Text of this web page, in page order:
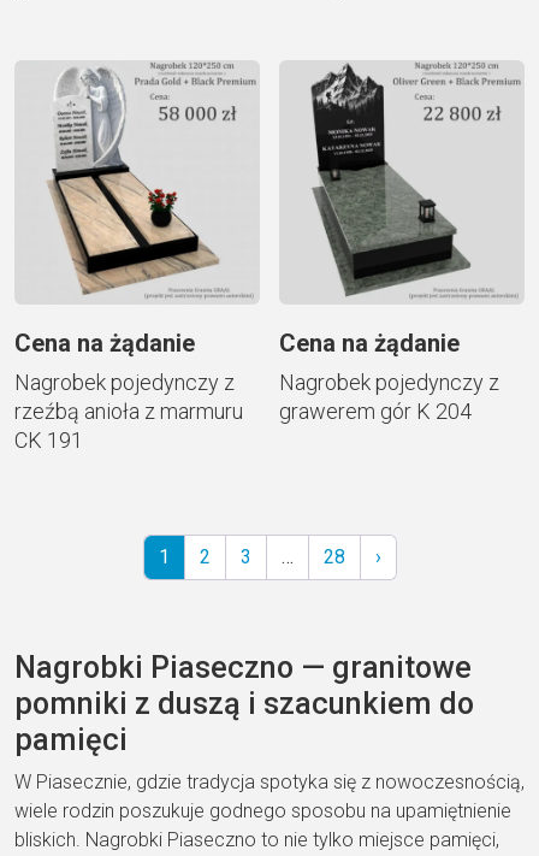
Cena na żądanie
Nagrobek pojedynczy z
rzeźbą anioła z marmuru
CK 191
Cena na żądanie
Nagrobek pojedynczy z
grawerem gór K 204
1 2 3 … 28 ›
Nagrobki Piaseczno — granitowe
pomniki z duszą i szacunkiem do
pamięci
W Piasecznie, gdzie tradycja spotyka się z nowoczesnością,
wiele rodzin poszukuje godnego sposobu na upamiętnienie
bliskich. Nagrobki Piaseczno to nie tylko miejsce pamięci,